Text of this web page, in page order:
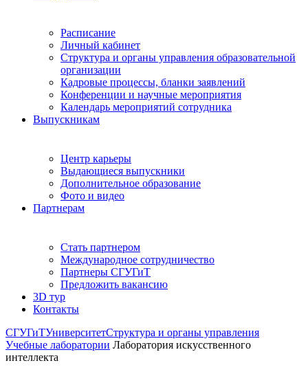
Расписание
Личный кабинет
Структура и органы управления образовательной
организации
Кадровые процессы, бланки заявлений
Конференции и научные мероприятия
Календарь мероприятий сотрудника
Выпускникам
Центр карьеры
Выдающиеся выпускники
Дополнительное образование
Фото и видео
Партнерам
Стать партнером
Международное сотрудничество
Партнеры СГУГиТ
Предложить вакансию
3D тур
Контакты
СГУГиТУниверситетСтруктура и органы управления
Учебные лаборатории Лаборатория искусственного
интеллекта